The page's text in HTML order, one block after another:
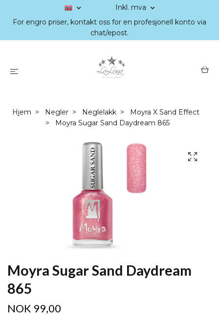
Inkl. mva
For engro priser, kontakt oss for en profesjonell konto via
chat/epost.
Hjem Negler Neglelakk
Moyra X Sand Effect
Moyra Sugar Sand Daydream 865
Moyra Sugar Sand Daydream
865
NOK 99,00